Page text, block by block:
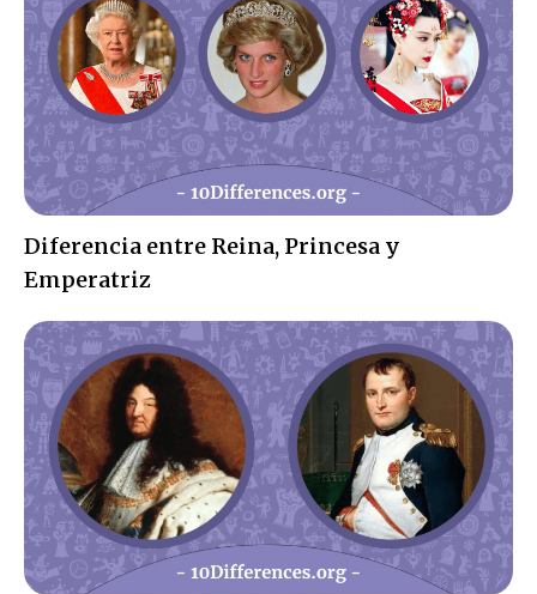
Diferencia entre Reina, Princesa y
Emperatriz